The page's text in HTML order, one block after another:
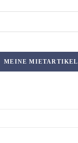
MEINE MIETARTIKEL